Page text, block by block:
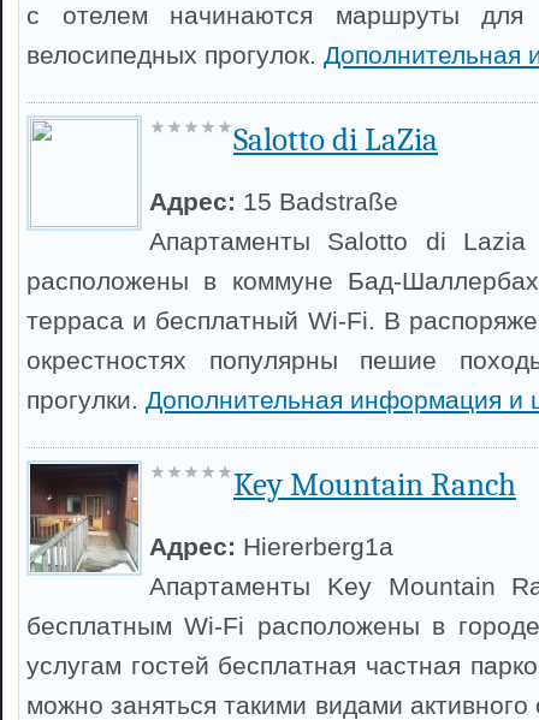
с отелем начинаются маршруты
велосипедных прогулок. Дополнительная
Salotto di LaZia
Адрес: 15 Badstraße
Апартаменты Salotto di
расположены в коммуне Бад-
терраса и бесплатный Wi-Fi. В
окрестностях популярны пешие
прогулки. Дополнительная информация и
Key Mountain Ranch
Адрес: Hiererberg1a
Апартаменты Key Mountain
бесплатным Wi-Fi расположены в
услугам гостей бесплатная частная
можно заняться такими видами